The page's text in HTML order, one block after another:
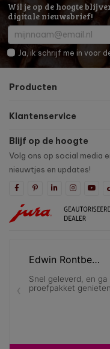
Wil je op de hoogte
digitale nieuwsbrief!
Ja, ik schrijf me in voor
Producten
Klantenservice
Blijf op de hoogte
Volg ons op social media
nieuwtjes en updates!